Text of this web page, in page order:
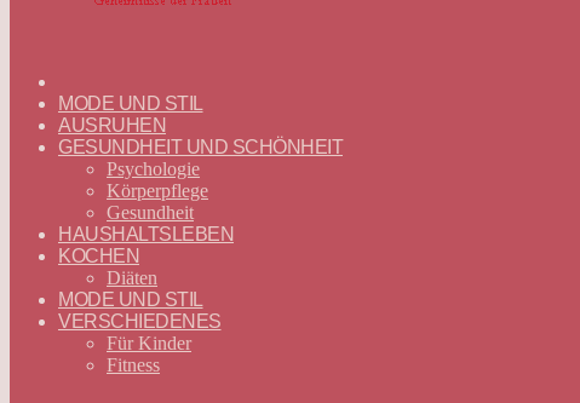
—
DEUTSCH
MODE UND STIL
AUSRUHEN
GESUNDHEIT UND SCHÖNHEIT
Psychologie
Körperpflege
Gesundheit
HAUSHALTSLEBEN
KOCHEN
Diäten
MODE UND STIL
VERSCHIEDENES
Für Kinder
Fitness